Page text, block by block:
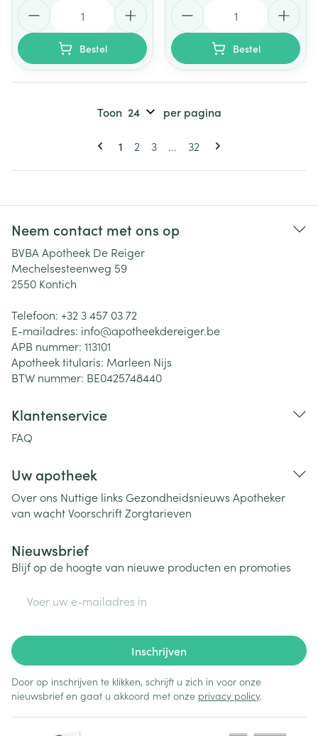
Bestel Bestel
Pagina's
U lees momenteel pagina
1 Pagina
2 Pagina
3 ... Pagina
32
Toon per pagina
Neem contact met ons op
BVBA Apotheek De Reiger
Mechelsesteenweg 59
2550 Kontich
Telefoon: +32 3 457 03 72
E-mailadres: info@apotheekdereiger.be
APB nummer: 113101
Apotheek titularis: Marleen Nijs
BTW nummer: BE0425748440
Klantenservice
FAQ
Uw apotheek
Over ons Nuttige links Gezondheidsnieuws Apotheker
van wachtVoorschriftZorgtarieven
Nieuwsbrief
Blijf op de hoogte van nieuwe producten en promoties
Inschrijven
Door op inschrijven te klikken, schrijft u zich in voor onze
nieuwsbrief en gaat u akkoord met onze privacy policy.